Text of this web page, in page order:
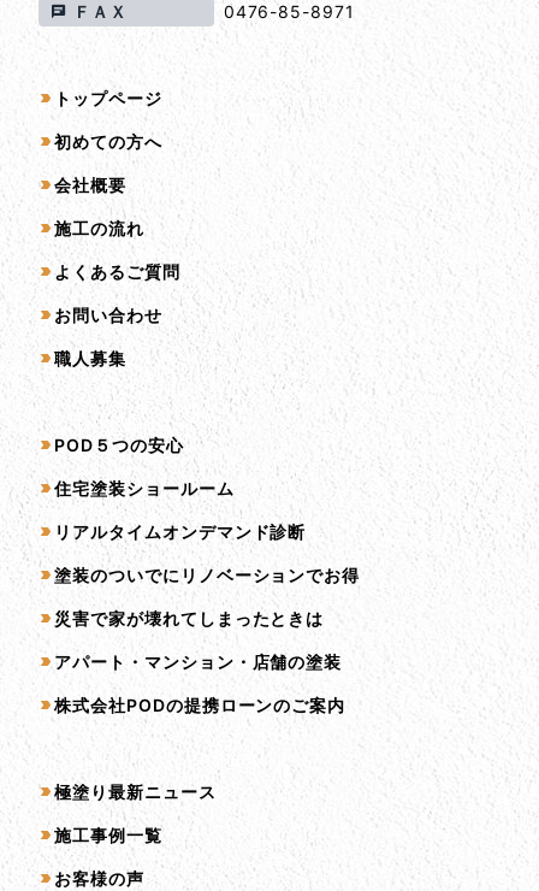
ＦＡＸ 0476-85-8971
サイトマップ
トップページ
初めての方へ
会社概要
施工の流れ
よくあるご質問
お問い合わせ
職人募集
サービス一覧
POD５つの安心
住宅塗装ショールーム
リアルタイムオンデマンド診断
塗装のついでにリノベーションでお得
災害で家が壊れてしまったときは
アパート・マンション・店舗の塗装
株式会社PODの提携ローンのご案内
コンテンツ一覧
極塗り最新ニュース
施工事例一覧
お客様の声